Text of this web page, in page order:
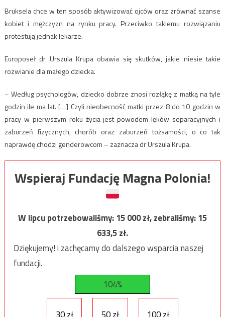
Bruksela chce w ten sposób aktywizować ojców oraz zrównać szanse
kobiet i mężczyzn na rynku pracy. Przeciwko takiemu rozwiązaniu
protestują jednak lekarze.
Europoseł dr Urszula Krupa obawia się skutków, jakie niesie takie
rozwianie dla małego dziecka.
– Według psychologów, dziecko dobrze znosi rozłąkę z matką na tyle
godzin ile ma lat. […] Czyli nieobecność matki przez 8 do 10 godzin w
pracy w pierwszym roku życia jest powodem lęków separacyjnych i
zaburzeń fizycznych, chorób oraz zaburzeń tożsamości, o co tak
naprawdę chodzi genderowcom – zaznacza dr Urszula Krupa.
Wspieraj Fundację Magna Polonia!
W lipcu potrzebowaliśmy:15 000zł, zebraliśmy:15
633,5zł.
Dziękujemy! i zachęcamy do dalszego wsparcia naszej
fundacji.
104%